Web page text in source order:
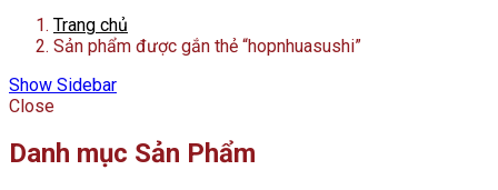
Trang chủ
Sản phẩm được gắn thẻ “hopnhuasushi”
Show Sidebar
Close
Danh mục Sản Phẩm